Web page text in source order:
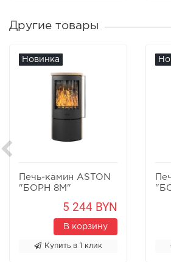
Другие товары
Новинка
Печь-камин ASTON
"БОРН 8М"
5 244 BYN
В корзину
Купить в 1 клик